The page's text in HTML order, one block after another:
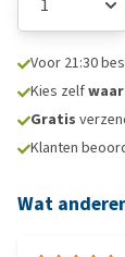
Voor 21:30
Kies zelfwaar
Gratis
Klanten
Wat